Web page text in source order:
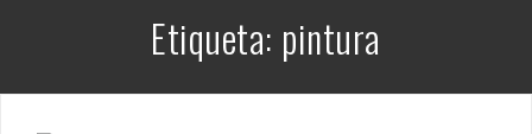
Etiqueta: pintura